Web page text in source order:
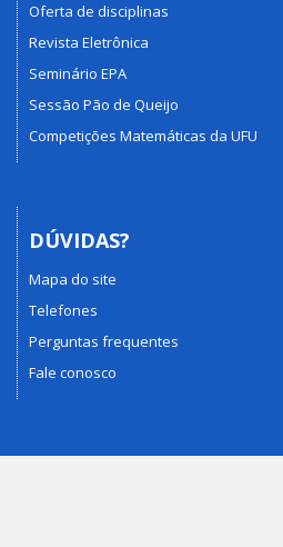
Oferta de disciplinas
Revista Eletrônica
Seminário EPA
Sessão Pão de Queijo
Competições Matemáticas da UFU
DÚVIDAS?
Mapa do site
Telefones
Perguntas frequentes
Fale conosco